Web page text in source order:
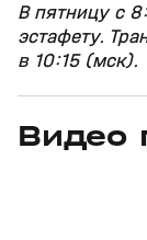
В пятницу с
эстафету.
в 10:15 (мск).
15 апр, 13:09